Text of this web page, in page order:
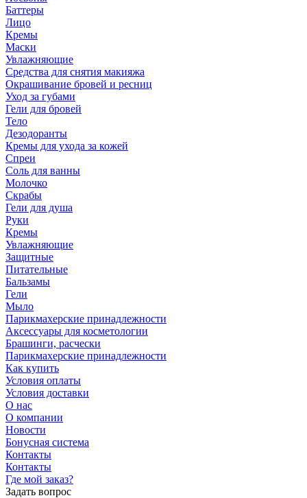
Баттеры
Лицо
Кремы
Маски
Увлажняющие
Средства для снятия макияжа
Окрашивание бровей и ресниц
Уход за губами
Гели для бровей
Тело
Дезодоранты
Кремы для ухода за кожей
Спреи
Соль для ванны
Молочко
Скрабы
Гели для душа
Руки
Кремы
Увлажняющие
Защитные
Питательные
Бальзамы
Гели
Мыло
Парикмахерские принадлежности
Аксессуары для косметологии
Брашинги, расчески
Парикмахерские принадлежности
Как купить
Условия оплаты
Условия доставки
О нас
О компании
Новости
Бонусная система
Контакты
Контакты
Где мой заказ?
Задать вопрос